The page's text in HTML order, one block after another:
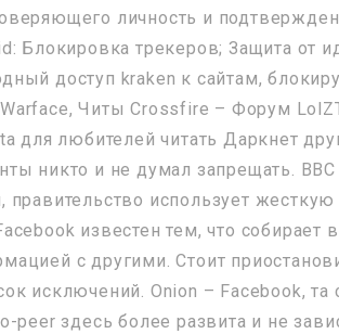
личность и
Блокировка трекеров; Защита от
доступ kraken к сайтам,
Читы Crossfire – Форум
для любителей читать Даркнет
никто и не думал запрещать.
правительство использует
известен тем, что
с другими. Стоит
исключений. Onion – Facebook,
peer здесь более развита и не